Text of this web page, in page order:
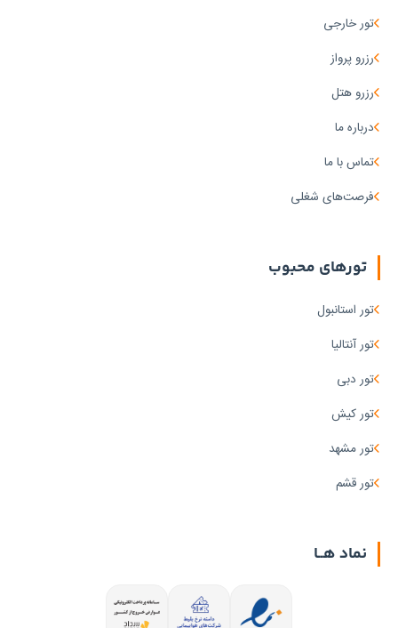
تور خارجی
رزرو پرواز
رزرو هتل
درباره ما
تماس با ما
فرصت‌های شغلی
تورهای محبوب
تور استانبول
تور آنتالیا
تور دبی
تور کیش
تور مشهد
تور قشم
نماد هــا